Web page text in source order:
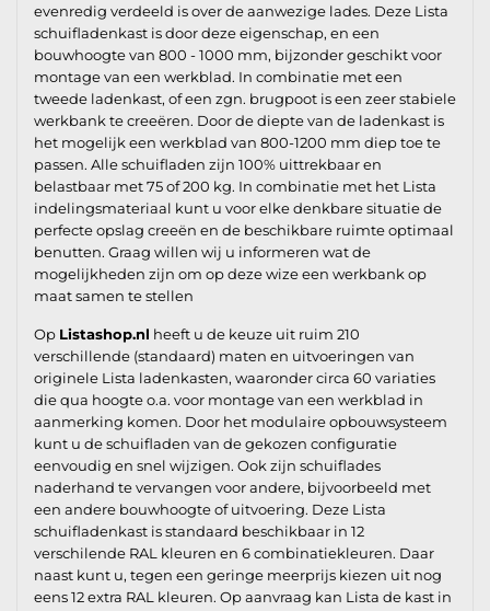
evenredig verdeeld is over de aanwezige lades. Deze Lista
schuifladenkast is door deze eigenschap, en een
bouwhoogte van 800 - 1000 mm, bijzonder geschikt voor
montage van een werkblad. In combinatie met een
tweede ladenkast, of een zgn. brugpoot is een zeer stabiele
werkbank te creeëren. Door de diepte van de ladenkast is
het mogelijk een werkblad van 800-1200 mm diep toe te
passen. Alle schuifladen zijn 100% uittrekbaar en
belastbaar met 75 of 200 kg. In combinatie met het Lista
indelingsmateriaal kunt u voor elke denkbare situatie de
perfecte opslag creeën en de beschikbare ruimte optimaal
benutten. Graag willen wij u informeren wat de
mogelijkheden zijn om op deze wize een werkbank op
maat samen te stellen
Op Listashop.nl heeft u de keuze uit ruim 210
verschillende (standaard) maten en uitvoeringen van
originele Lista ladenkasten, waaronder circa 60 variaties
die qua hoogte o.a. voor montage van een werkblad in
aanmerking komen. Door het modulaire opbouwsysteem
kunt u de schuifladen van de gekozen configuratie
eenvoudig en snel wijzigen. Ook zijn schuiflades
naderhand te vervangen voor andere, bijvoorbeeld met
een andere bouwhoogte of uitvoering. Deze Lista
schuifladenkast is standaard beschikbaar in 12
verschilende RAL kleuren en 6 combinatiekleuren. Daar
naast kunt u, tegen een geringe meerprijs kiezen uit nog
eens 12 extra RAL kleuren. Op aanvraag kan Lista de kast in